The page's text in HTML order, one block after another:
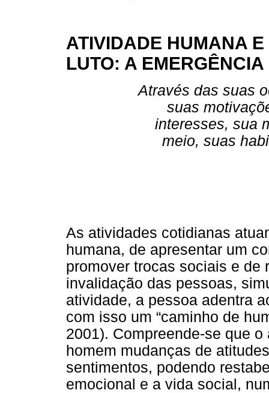
ATIVIDADE HUMANA
LUTO: A
Através das suas
suas
interesses, sua
meio, suas
As atividades cotidianas
humana, de apresentar um
promover trocas sociais e de
invalidação das pessoas,
atividade, a pessoa adentra
com isso um “caminho de
2001). Compreende-se que
homem mudanças de
sentimentos, podendo
emocional e a vida social,